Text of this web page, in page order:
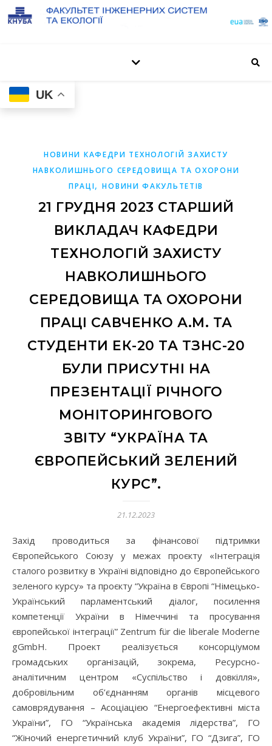
UK
НОВИНИ КАФЕДРИ ТЕХНОЛОГІЙ ЗАХИСТУ
НАВКОЛИШНЬОГО СЕРЕДОВИЩА ТА ОХОРОНИ
ПРАЦІ,НОВИНИ ФАКУЛЬТЕТІВ
21 ГРУДНЯ 2023 СТАРШИЙ
ВИКЛАДАЧ КАФЕДРИ
ТЕХНОЛОГІЙ ЗАХИСТУ
НАВКОЛИШНЬОГО
СЕРЕДОВИЩА ТА ОХОРОНИ
ПРАЦІ САВЧЕНКО А.М. ТА
СТУДЕНТИ ЕК-20 ТА ТЗНС-20
БУЛИ ПРИСУТНІ НА
ПРЕЗЕНТАЦІЇ РІЧНОГО
МОНІТОРИНГОВОГО
ЗВІТУ “УКРАЇНА ТА
ЄВРОПЕЙСЬКИЙ ЗЕЛЕНИЙ
КУРС”.
21.12.2023
Захід проводиться за фінансової підтримки
Європейського Союзу у межах проєкту «Інтеграція
сталого розвитку в Україні відповідно до Європейського
зеленого курсу» та проєкту “Україна в Європі “Німецько-
Український парламентський діалог, посилення
компетенції України в Німеччині та просування
європейської інтеграції” Zentrum für die liberale Moderne
gGmbH. Проект реалізується консорціумом
громадських організацій, зокрема, Ресурсно-
аналітичним центром «Суспільство і довкілля»,
добровільним об’єднанням органів місцевого
самоврядування – Асоціацією “Енергоефективні міста
України”, ГО “Українська академія лідерства”, ГО
“Жіночий енергетичний клуб України”, ГО “Дзига”, ГО